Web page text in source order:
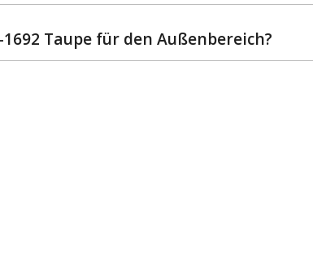
Taupe für den Außenbereich?